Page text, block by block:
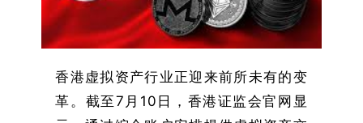
香港虚拟资产行业正迎来前所未有的变
革。截至7月10日，香港证监会官网显